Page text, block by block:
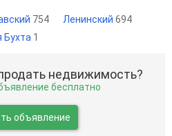
754 Ленинский 694
Бухта 1
недвижимость?
бесплатно
объявление